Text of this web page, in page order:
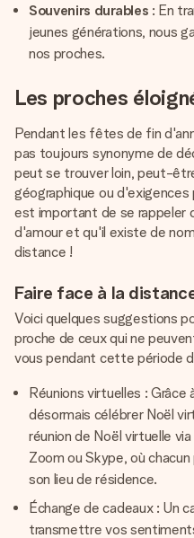
Souvenirs durables : En
jeunes générations, nous
nos proches.
Les proches
Pendant les fêtes de fin
pas toujours synonyme de
peut se trouver loin, peut-
géographique ou
est important de se rappeler
d'amour et qu'il existe de
distance !
Faire face à la
Voici quelques suggestions
proche de ceux qui ne
vous pendant cette période
Réunions virtuelles :
désormais célébrer Noël
réunion de Noël virtuelle
Zoom ou Skype, où
son lieu de résidence.
Échange de cadeaux : Un
transmettre vos